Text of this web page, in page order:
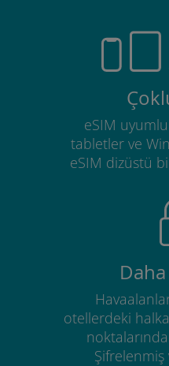
eSIM
tabletler ve
eSIM dizüstü
otellerdeki halka
Şifrelenmiş